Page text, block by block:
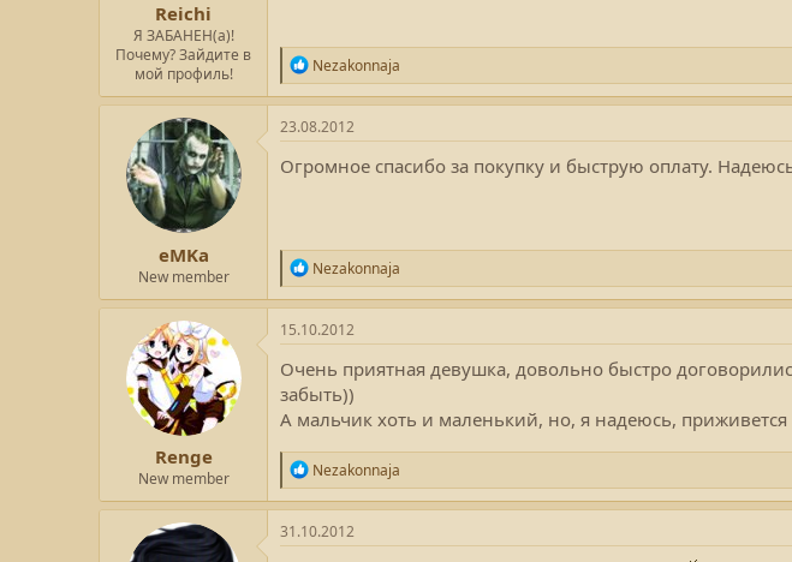
Reichi
Я ЗАБАНЕН(а)!
Почему? Зайдите в
мой профиль!
Р
е
а
к
ц
и
и
Nezakonnaja
eMKa
New member
23.08.2012
Огромное спасибо за покупку и быструю оплату.
Р
е
а
к
ц
и
и
:
Nezakonnaja
Renge
New member
15.10.2012
Очень приятная девушка, довольно быстро
забыть))
А мальчик хоть и маленький, но, я надеюсь, приживется
Р
е
а
к
ц
Nezakonnaja
31.10.2012